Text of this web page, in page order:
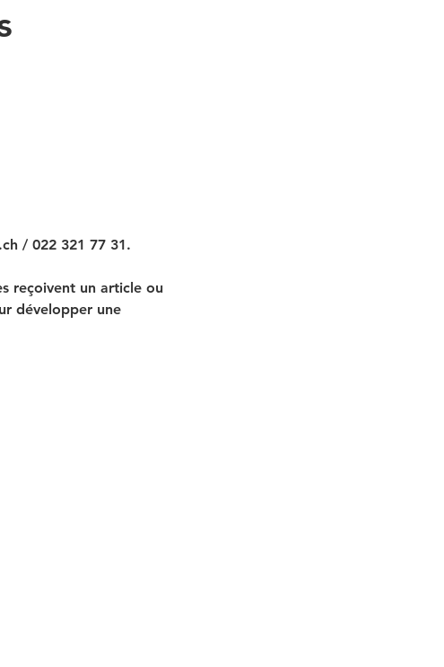
/ 022 321 77 31.
reçoivent un article ou
développer une